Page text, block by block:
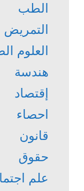
الطب
التمريض
العلوم
هندسة
إقتصاد
احصاء
قانون
حقوق
علم